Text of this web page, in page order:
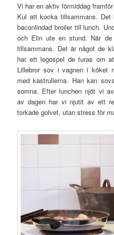
Vi har en aktiv förmiddag
Kul att kocka tillsammans.
baconlindad broiler till lunch.
och Elin ute en stund. När
tillsammans. Det är något de
har ett legospel de turas om
Lillebror sov i vagnen i köket
med kastrullerna. Han kan
somna. Efter lunchen njöt vi
av dagen har vi njutit av ett
torkade golvet, utan stress för